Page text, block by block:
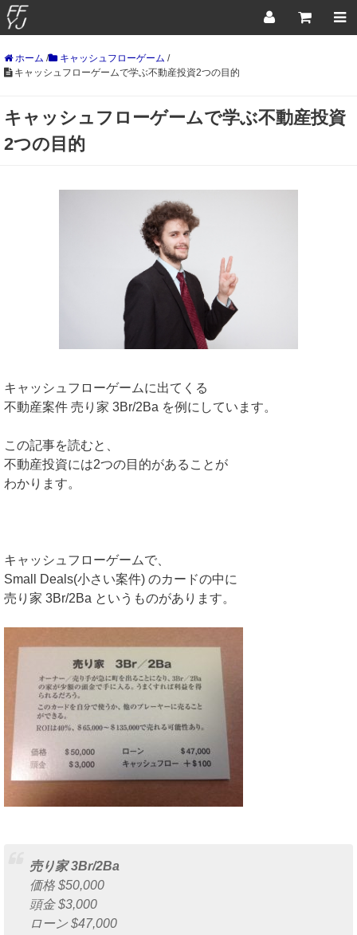
ホーム / キャッシュフローゲーム /
キャッシュフローゲームで学ぶ不動産投資2つの目的
キャッシュフローゲームで学ぶ不動産投資
2つの目的
キャッシュフローゲームに出てくる
不動産案件 売り家 3Br/2Ba を例にしています。
この記事を読むと、
不動産投資には2つの目的があることが
わかります。
キャッシュフローゲームで、
Small Deals(小さい案件) のカードの中に
売り家 3Br/2Ba というものがあります。
売り家 3Br/2Ba
価格 $50,000
頭金 $3,000
ローン $47,000